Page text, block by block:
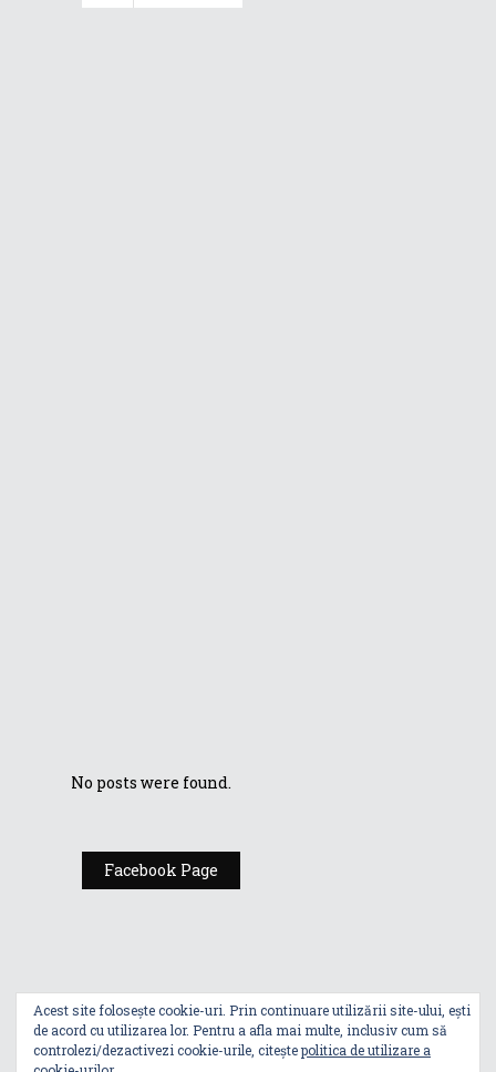
No posts were found.
Facebook Page
Acest site folosește cookie-uri. Prin continuare utilizării site-ului, ești
de acord cu utilizarea lor. Pentru a afla mai multe, inclusiv cum să
controlezi/dezactivezi cookie-urile, citeștepolitica de utilizare a